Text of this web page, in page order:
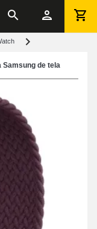
Samsung de tela